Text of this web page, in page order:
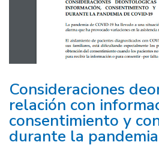
Consideraciones
relación con
consentimiento y
durante la